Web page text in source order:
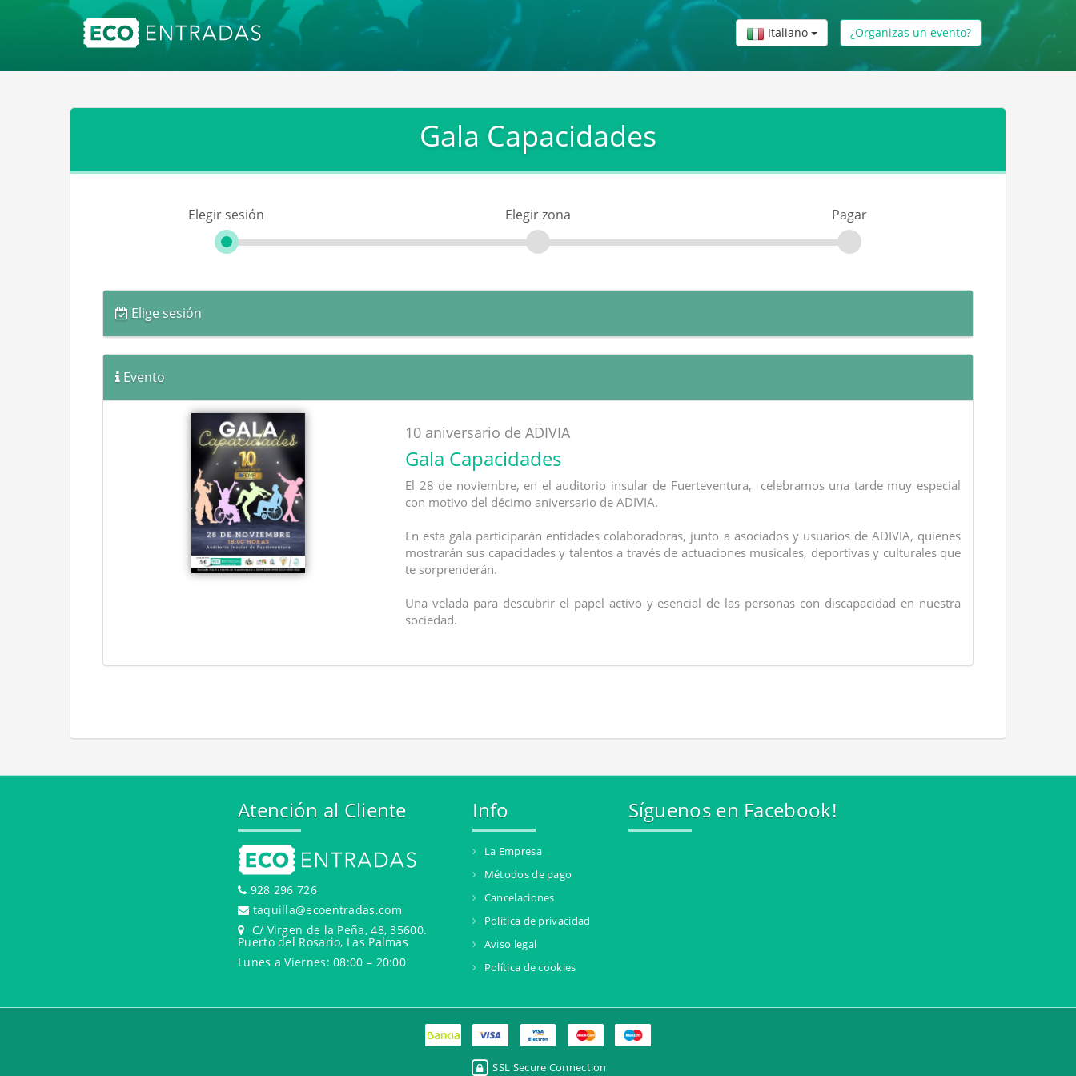
Italiano ¿Organizas un evento?
Gala Capacidades
Elegir sesión Elegir zona Pagar
Elige sesión
Evento
10 aniversario de ADIVIA
Gala Capacidades
El 28 de noviembre, en el auditorio insular de Fuerteventura, celebramos una tarde muy especial
con motivo del décimo aniversario de ADIVIA.
En esta gala participarán entidades colaboradoras, junto a asociados y usuarios de ADIVIA, quienes
mostrarán sus capacidades y talentos a través de actuaciones musicales, deportivas y culturales que
te sorprenderán.
Una velada para descubrir el papel activo y esencial de las personas con discapacidad en nuestra
sociedad.
Atención al Cliente
928 296 726
taquilla@ecoentradas.com
C/ Virgen de la Peña, 48, 35600.
Puerto del Rosario, Las Palmas
Lunes a Viernes: 08:00 – 20:00
Info
La Empresa
Métodos de pago
Cancelaciones
Política de privacidad
Aviso legal
Política de cookies
Síguenos en Facebook!
SSL Secure Connection